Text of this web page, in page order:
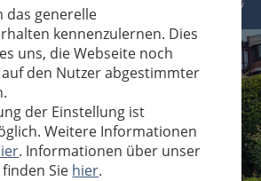
das generelle
kennenzulernen. Dies
uns, die Webseite noch
den Nutzer abgestimmter
der Einstellung ist
Weitere Informationen
. Informationen über unser
Sie hier.